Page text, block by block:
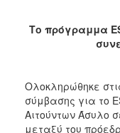
2018
2015
2012
Το πρόγραμμα
Ολοκληρώθηκε
σύμβασης για το
Αιτούντων Άσυλο
μεταξύ του